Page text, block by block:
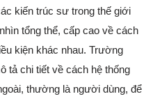
kiến trúc sư trong thế giới
tổng thể, cấp cao về cách
kiện khác nhau. Trường
tả chi tiết về cách hệ thống
thường là người dùng, để